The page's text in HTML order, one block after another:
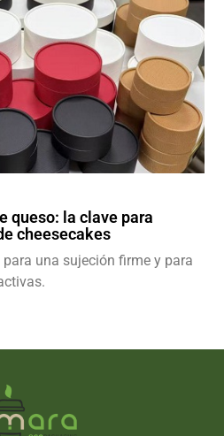
queso: la clave para
cheesecakes
una sujeción firme y para